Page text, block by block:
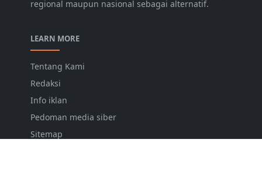
regional maupun nasional sebagai alternatif.
LEARN MORE
Tentang Kami
Redaksi
Info iklan
Pedoman media siber
Sitemap